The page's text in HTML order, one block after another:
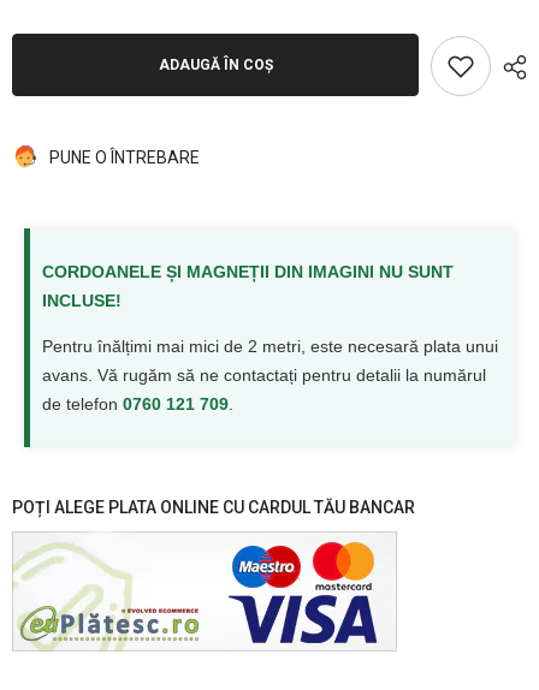
ADAUGĂ ÎN COȘ
PUNE O ÎNTREBARE
CORDOANELE ȘI MAGNEȚII DIN IMAGINI NU SUNT
INCLUSE!
Pentru înălțimi mai mici de 2 metri, este necesară plata unui
avans. Vă rugăm să ne contactați pentru detalii la numărul
de telefon 0760 121 709
POȚI ALEGE PLATA ONLINE CU CARDUL TĂU BANCAR